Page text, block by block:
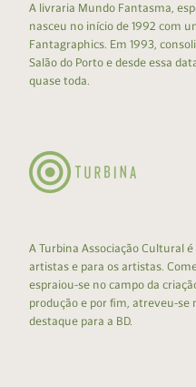
A livraria Mundo Fantasma,
nasceu no início de 1992 com
Fantagraphics. Em 1993,
Salão do Porto e desde essa
quase toda.
A Turbina Associação Cultural
artistas e para os artistas.
espraiou-se no campo da
produção e por fim, atreveu-se
destaque para a BD.